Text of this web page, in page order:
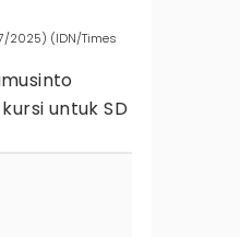
2025) (IDN/Times
untuk SD